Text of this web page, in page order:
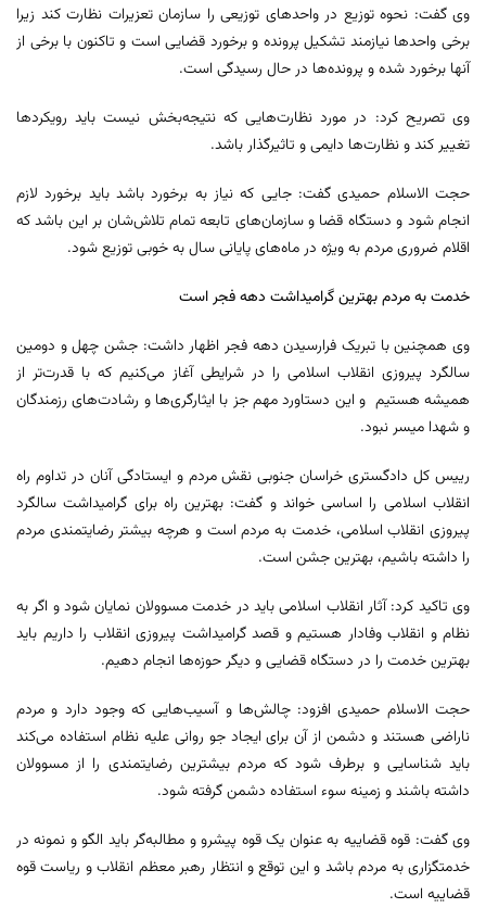
وی گفت: نحوه توزیع در واحدهای توزیعی را سازمان تعزیرات نظارت کند زیرا
برخی واحدها نیازمند تشکیل پرونده و برخورد قضایی است و تاکنون با برخی از
آنها برخورد شده و پرونده‌ها در حال رسیدگی است.
وی تصریح کرد: در مورد نظارت‌هایی که نتیجه‌بخش نیست باید رویکردها
تغییر کند و نظارت‌ها دایمی و تاثیرگذار باشد.
حجت الاسلام حمیدی گفت: جایی که نیاز به برخورد باشد باید برخورد لازم
انجام شود و دستگاه قضا و سازمان‌های تابعه تمام تلاش‌شان بر این باشد که
اقلام ‌ضروری مردم به ویژه در ماه‌های پایانی سال به خوبی توزیع شود.
خدمت به مردم بهترین گرامیداشت دهه فجر است
وی همچنین با تبریک فرارسیدن دهه فجر اظهار داشت: جشن چهل و دومین
سالگرد پیروزی انقلاب اسلامی را در شرایطی آغاز می‌کنیم که با قدرت‌تر از
همیشه هستیم و این دستاورد مهم جز با ایثارگری‌ها و رشادت‌های رزمندگان
و شهدا میسر نبود.
رییس کل دادگستری خراسان جنوبی نقش مردم و ایستادگی آنان در تداوم راه
انقلاب اسلامی را اساسی خواند و گفت: بهترین راه برای گرامیداشت سالگرد
پیروزی انقلاب اسلامی، خدمت به مردم است و هرچه بیشتر رضایتمندی مردم
را داشته باشیم، بهترین جشن است.
وی تاکید کرد: آثار انقلاب اسلامی باید در خدمت مسوولان نمایان شود و اگر به
نظام و انقلاب وفادار هستیم و قصد گرامیداشت پیروزی انقلاب را داریم باید
بهترین خدمت را در دستگاه قضایی و دیگر حوزه‌ها انجام دهیم.
حجت الاسلام حمیدی افزود: چالش‌ها و آسیب‌هایی که وجود دارد و مردم
ناراضی هستند و دشمن از آن برای ایجاد جو روانی علیه نظام استفاده می‌کند
باید شناسایی و برطرف شود که مردم بیشترین رضایتمندی را از مسوولان
داشته باشند و زمینه سوء استفاده دشمن گرفته شود.
وی گفت: قوه قضاییه به عنوان یک قوه پیشرو و مطالبه‌گر باید الگو و نمونه در
خدمتگزاری به مردم باشد و این توقع و انتظار رهبر معظم انقلاب و ریاست قوه
قضاییه است.